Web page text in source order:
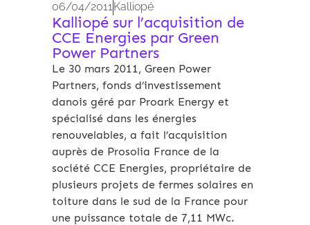
06/04/2011 Kalliopé
Kalliopé sur l’acquisition de
CCE Energies par Green
Power Partners
Le 30 mars 2011, Green Power
Partners, fonds d’investissement
danois géré par Proark Energy et
spécialisé dans les énergies
renouvelables, a fait l’acquisition
auprès de Prosolia France de la
société CCE Energies, propriétaire de
plusieurs projets de fermes solaires en
toiture dans le sud de la France pour
une puissance totale de 7,11 MWc.